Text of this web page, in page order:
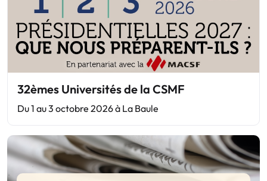
32èmes Universités de la CSMF
Du 1 au 3 octobre 2026 à La Baule